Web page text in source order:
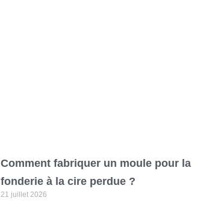
Comment fabriquer un moule pour la
fonderie à la cire perdue ?
21 juillet 2026